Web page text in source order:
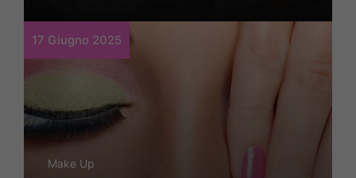
17 Giugno 2025
Make Up